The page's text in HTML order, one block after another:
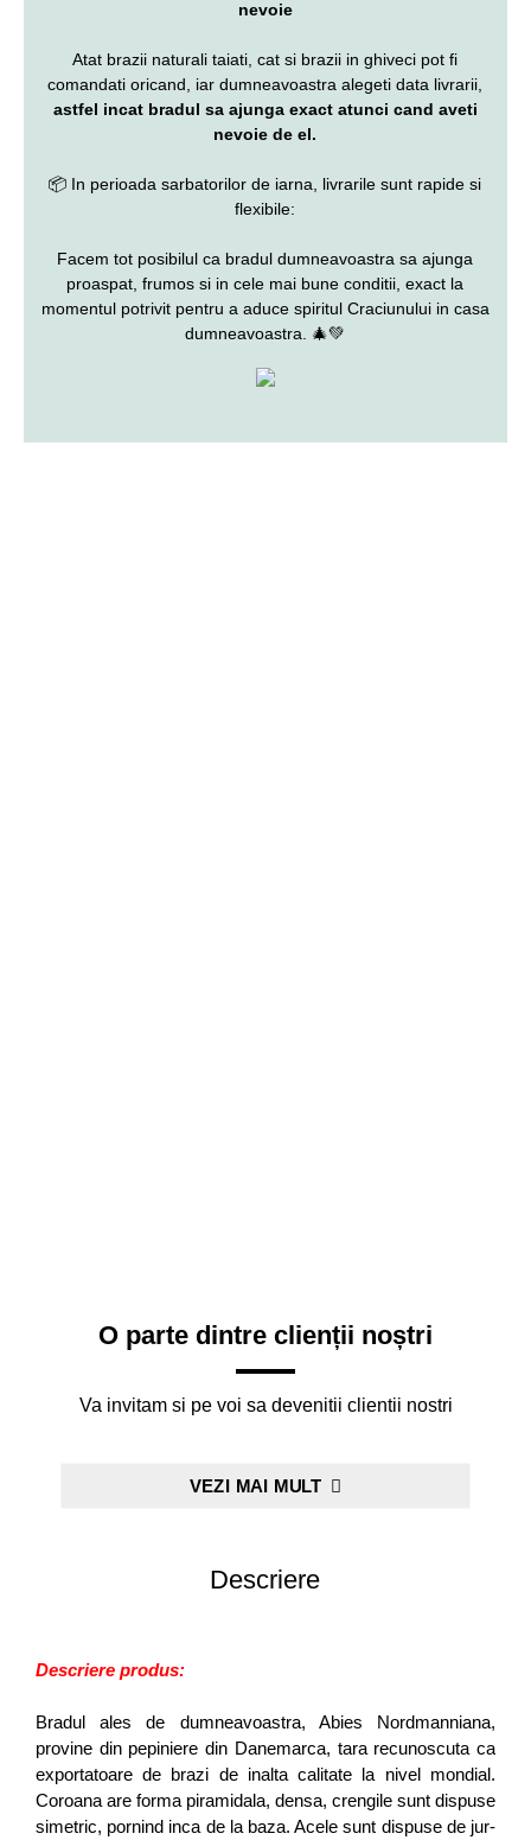
Descriere
Descriere produs:
Bradul ales de dumneavoastra, Abies Nordmanniana,
provine din pepiniere din Danemarca, tara recunoscuta ca
exportatoare de brazi de inalta calitate la nivel mondial.
Coroana are forma piramidala, densa, crengile sunt dispuse
simetric, pornind inca de la baza. Acele sunt dispuse de jur-
O parte dintre clienții noștri
Va invitam si pe voi sa devenitii clientii nostri
VEZI MAI MULT
nevoie
Atat brazii naturali taiati, cat si brazii in ghiveci pot fi
comandati oricand, iar dumneavoastra alegeti data livrarii,
astfel incat bradul sa ajunga exact atunci cand aveti
nevoie de el.
📦 In perioada sarbatorilor de iarna, livrarile sunt rapide si
flexibile:
Facem tot posibilul ca bradul dumneavoastra sa ajunga
proaspat, frumos si in cele mai bune conditii, exact la
momentul potrivit pentru a aduce spiritul Craciunului in casa
dumneavoastra. 🎄💚